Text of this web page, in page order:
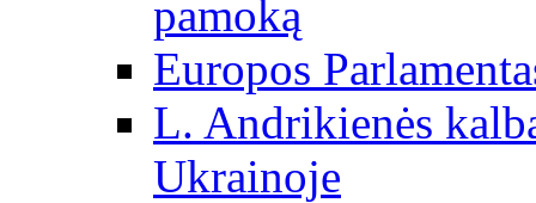
pamoką
Europos
L. Andrikienės
Ukrainoje